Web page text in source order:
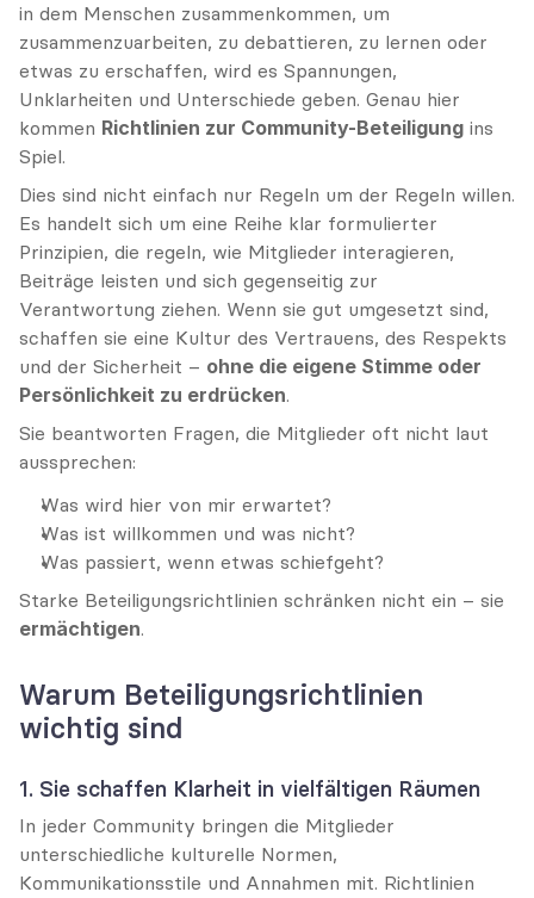
in dem Menschen zusammenkommen, um
zusammenzuarbeiten, zu debattieren, zu lernen oder
etwas zu erschaffen, wird es Spannungen,
Unklarheiten und Unterschiede geben. Genau hier
kommen Richtlinien zur Community-Beteiligung ins
Spiel.
Dies sind nicht einfach nur Regeln um der Regeln willen.
Es handelt sich um eine Reihe klar formulierter
Prinzipien, die regeln, wie Mitglieder interagieren,
Beiträge leisten und sich gegenseitig zur
Verantwortung ziehen. Wenn sie gut umgesetzt sind,
schaffen sie eine Kultur des Vertrauens, des Respekts
und der Sicherheit – ohne die eigene Stimme oder
Persönlichkeit zu erdrücken.
Sie beantworten Fragen, die Mitglieder oft nicht laut
aussprechen:
Was wird hier von mir erwartet?
Was ist willkommen und was nicht?
Was passiert, wenn etwas schiefgeht?
ermächtigen.
Warum Beteiligungsrichtlinien
wichtig sind
1. Sie schaffen Klarheit in vielfältigen Räumen
In jeder Community bringen die Mitglieder
unterschiedliche kulturelle Normen,
Kommunikationsstile und Annahmen mit. Richtlinien